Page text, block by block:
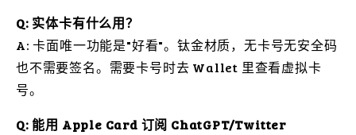
Q: 实体卡有什么用？
A: 卡面唯一功能是"好看"。钛金材质，无卡号无安全码
也不需要签名。需要卡号时去 Wallet 里查看虚拟卡
号。
Q: 能用 Apple Card 订阅 ChatGPT/Twitter